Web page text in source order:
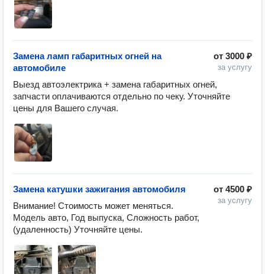
от 3000 ₽
за услугу
Замена ламп габаритных огней на
автомобиле
Выезд автоэлектрика + замена габаритных огней,
запчасти оплачиваются отдельно по чеку. Уточняйте
от 4500 ₽
за услугу
Замена катушки зажигания автомобиля
Внимание! Стоимость может меняться.
Модель авто, Год выпуска, Сложность работ,